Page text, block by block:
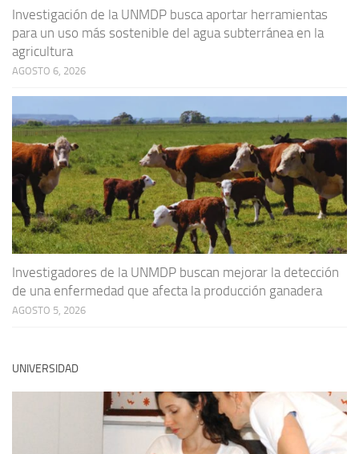
Investigación de la UNMDP busca aportar herramientas
para un uso más sostenible del agua subterránea en la
agricultura
AGOSTO 6, 2026
Investigadores de la UNMDP buscan mejorar la detección
de una enfermedad que afecta la producción ganadera
AGOSTO 5, 2026
UNIVERSIDAD